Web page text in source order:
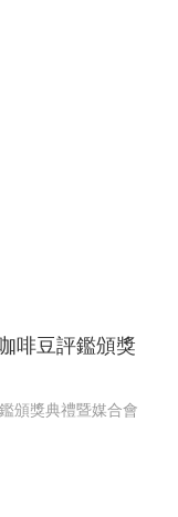
啡豆評鑑頒獎
頒獎典禮暨媒合會